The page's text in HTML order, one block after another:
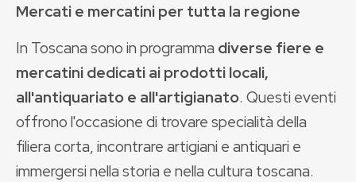
Mercati e mercatini per tutta la regione
In Toscana sono in programma diverse fiere e
mercatini dedicati ai prodotti locali,
all'antiquariato e all'artigianato. Questi eventi
offrono l'occasione di trovare specialità della
filiera corta, incontrare artigiani e antiquari e
immergersi nella storia e nella cultura toscana.